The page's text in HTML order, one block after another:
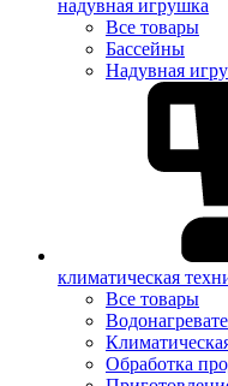
надувная игрушка
Все товары
Бассейны
Надувная
климатическая
Все товары
Обработка